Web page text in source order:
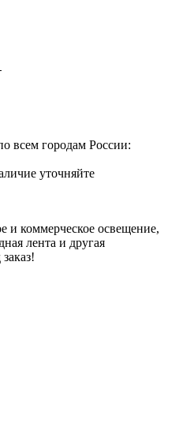
всем городам России:
уточняйте
коммерческое освещение,
лента и другая